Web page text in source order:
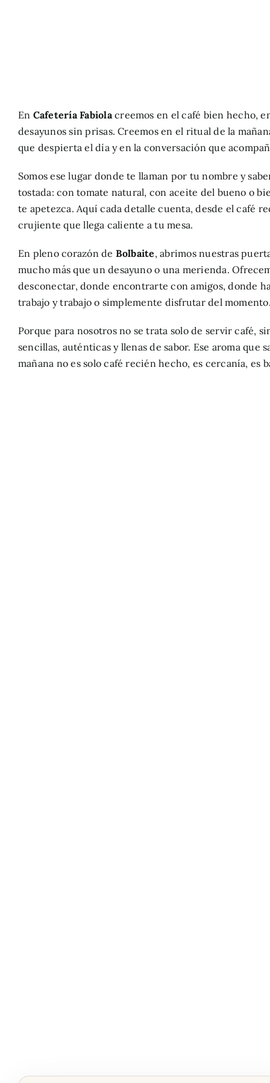
En Cafetería Fabiolacreemos en el café bien hecho,
desayunos sin prisas. Creemos en el ritual de la
que despierta el día y en la conversación que
Somos ese lugar donde te llaman por tu nombre y
tostada: con tomate natural, con aceite del bueno o
te apetezca. Aquí cada detalle cuenta, desde el café
crujiente que llega caliente a tu mesa.
En pleno corazón de Bolbaite, abrimos nuestras
mucho más que un desayuno o una merienda.
desconectar, donde encontrarte con amigos, donde
trabajo y trabajo o simplemente disfrutar del momento.
Porque para nosotros no se trata solo de servir café,
sencillas, auténticas y llenas de sabor. Ese aroma que
mañana no es solo café recién hecho, es cercanía, es